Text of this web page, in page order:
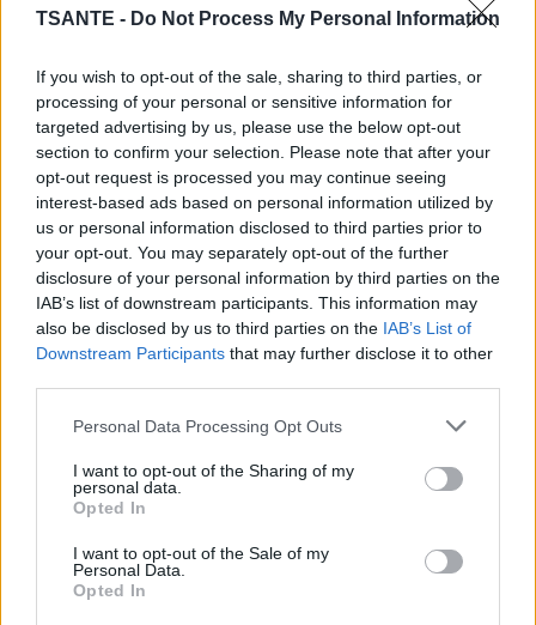
TSANTE - Do Not Process My Personal Information
If you wish to opt-out of the sale, sharing to third parties, or
processing of your personal or sensitive information for
targeted advertising by us, please use the below opt-out
section to confirm your selection. Please note that after your
opt-out request is processed you may continue seeing
interest-based ads based on personal information utilized by
us or personal information disclosed to third parties prior to
your opt-out. You may separately opt-out of the further
disclosure of your personal information by third parties on the
IAB’s list of downstream participants. This information may
also be disclosed by us to third parties on the IAB’s List of
Downstream Participants that may further disclose it to other
Personal Data Processing Opt Outs
I want to opt-out of the Sharing of my
personal data.
Opted In
I want to opt-out of the Sale of my
Personal Data.
Opted In
activités impliquant coordination et précision, comme le
football ou le basket, pouvant entraîner une exclusion
sociale ou un manque de confiance en soi.
Malgré ces défis, des stratégies existent pour aider les
dyspraxiques à mieux gérer leur quotidien : adaptation des
outils scolaires, suivi avec un ergothérapeute et soutien
psychologique.
🎥 Pour mieux comprendre ce trouble, regardez ces vidéos
🔗Un court métrage pour comprendre la dyspraxie :